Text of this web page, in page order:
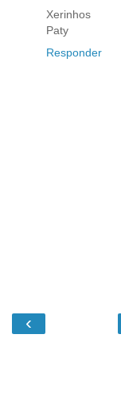
Xerinhos
Paty
Responder
‹